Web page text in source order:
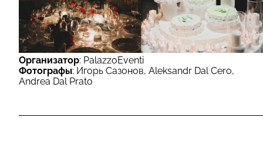
Организатор: PalazzoEventi
Фотографы: Игорь Сазонов, Aleksandr Dal Cero,
Andrea Dal Prato